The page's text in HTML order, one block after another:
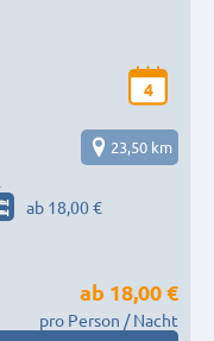
4
23,50 km
ab 18,00 €
ab 18,00 €
pro Person / Nacht